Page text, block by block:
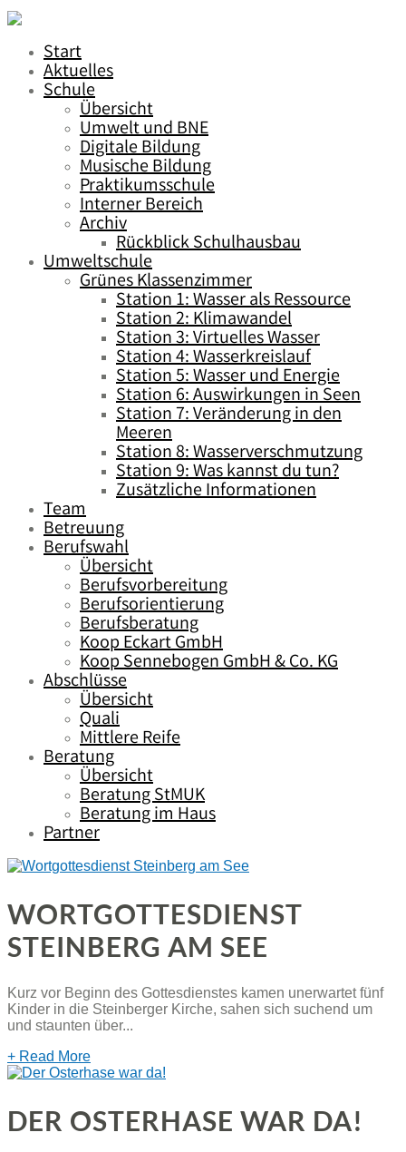
Start
Aktuelles
Schule
Übersicht
Umwelt und BNE
Digitale Bildung
Musische Bildung
Praktikumsschule
Interner Bereich
Archiv
Rückblick Schulhausbau
Umweltschule
Grünes Klassenzimmer
Station 1: Wasser als Ressource
Station 2: Klimawandel
Station 3: Virtuelles Wasser
Station 4: Wasserkreislauf
Station 5: Wasser und Energie
Station 6: Auswirkungen in Seen
Station 7: Veränderung in den
Meeren
Station 8: Wasserverschmutzung
Station 9: Was kannst du tun?
Zusätzliche Informationen
Team
Betreuung
Berufswahl
Übersicht
Berufsvorbereitung
Berufsorientierung
Berufsberatung
Koop Eckart GmbH
Koop Sennebogen GmbH & Co. KG
Abschlüsse
Übersicht
Quali
Mittlere Reife
Beratung
Übersicht
Beratung StMUK
Beratung im Haus
Partner
WORTGOTTESDIENST
STEINBERG AM SEE
Kurz vor Beginn des Gottesdienstes kamen unerwartet fünf
Kinder in die Steinberger Kirche, sahen sich suchend um
und staunten über...
+ Read More
DER OSTERHASE WAR DA!